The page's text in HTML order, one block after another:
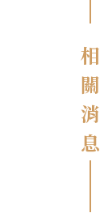
相
關
消
息